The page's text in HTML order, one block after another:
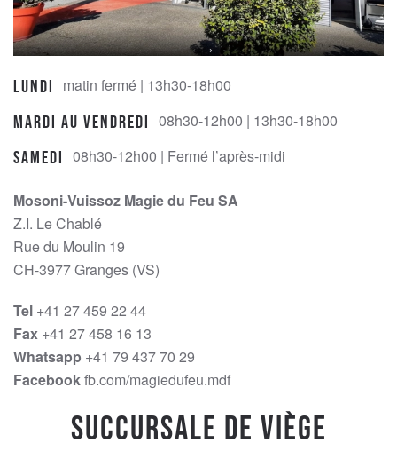
Lundi matin fermé | 13h30-18h00
Mardi au Vendredi 08h30-12h00 | 13h30-18h00
Samedi 08h30-12h00 | Fermé l’après-midi
Mosoni-Vuissoz Magie du Feu SA
Z.I. Le Chablé
Rue du Moulin 19
CH-3977 Granges (VS)
Tel +41 27 459 22 44
Fax +41 27 458 16 13
Whatsapp +41 79 437 70 29
Facebookfb.com/magiedufeu.mdf
Succursale de Viège